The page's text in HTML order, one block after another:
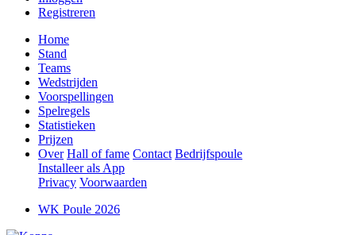
Registreren
Home
Stand
Teams
Wedstrijden
Voorspellingen
Spelregels
Statistieken
Prijzen
Over Hall of fame Contact Bedrijfspoule
Installeer als App
Privacy Voorwaarden
WK Poule 2026